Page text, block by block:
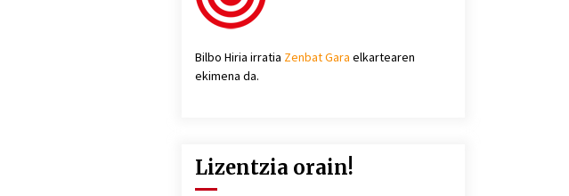
Bilbo Hiria irratia Zenbat Gara elkartearen
ekimena da.
Lizentzia orain!